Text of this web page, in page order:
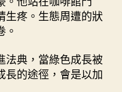
生疼。生態周遭的狀
法典，當綠色成長被
長的途徑，會是以加